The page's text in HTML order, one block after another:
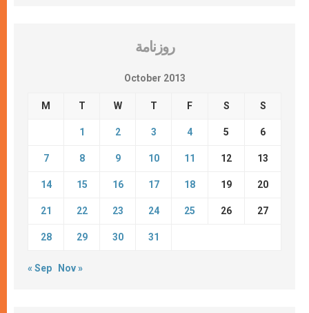
روزنامة
October 2013
M T W T F S S
1 2 3 4 5 6
7 8 9 10 11 12 13
14 15 16 17 18 19 20
21 22 23 24 25 26 27
28 29 30 31
« Sep Nov »